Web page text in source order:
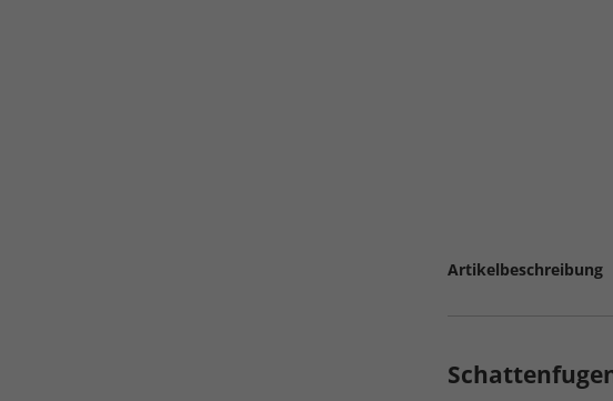
Artikelbeschreibung